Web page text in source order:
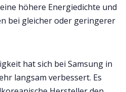
höhere Energiedichte und
bei gleicher oder geringerer
hat sich bei Samsung in
langsam verbessert. Es